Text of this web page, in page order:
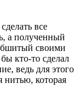
все
а полученный
своими
кто-то сделал
ведь для этого
нитью, которая